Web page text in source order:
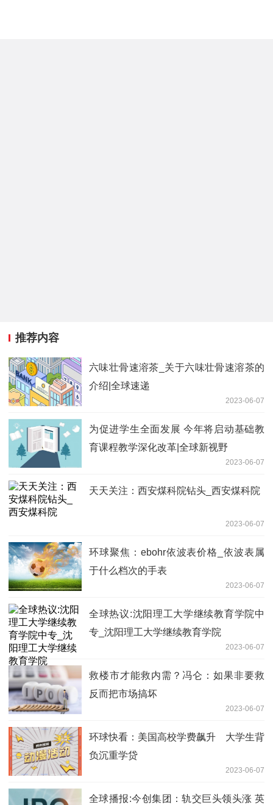
推荐内容
六味壮骨速溶茶_关于六味壮骨速溶茶的
介绍|全球速递
2023-06-07
为促进学生全面发展 今年将启动基础教
育课程教学深化改革|全球新视野
2023-06-07
天天关注：西安煤科院钻头_西安煤科院
2023-06-07
环球聚焦：ebohr依波表价格_依波表属
于什么档次的手表
2023-06-07
全球热议:沈阳理工大学继续教育学院中
专_沈阳理工大学继续教育学院
2023-06-07
救楼市才能救内需？冯仑：如果非要救
反而把市场搞坏
2023-06-07
环球快看： 美国高校学费飙升 大学生背
负沉重学贷
2023-06-07
全球播报:今创集团：轨交巨头领头涨 英